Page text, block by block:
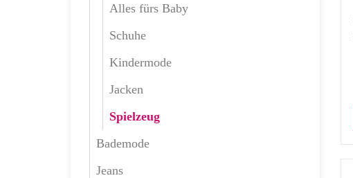
Alles fürs Baby
Schuhe
Kindermode
Jacken
Spielzeug
Bademode
Jeans